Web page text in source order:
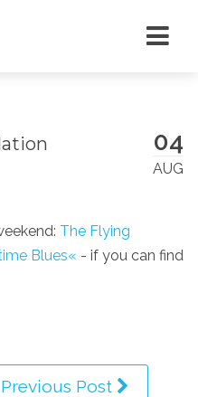
04
AUG
The Flying
Blues« - if you can find
Previous Post